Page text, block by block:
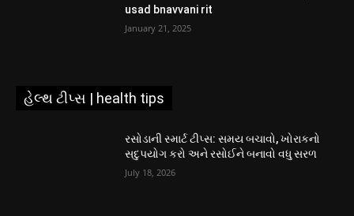
usad bnavvani rit
January 21, 2025
હેલ્થ ટીપ્સ | health tips
રસોડાની સ્માર્ટ ટીપ્સ: સમય બચાવો, ખોરાકનો
સદુપયોગ કરો અને રસોઈને બનાવો વધુ સરળ
July 18, 2026